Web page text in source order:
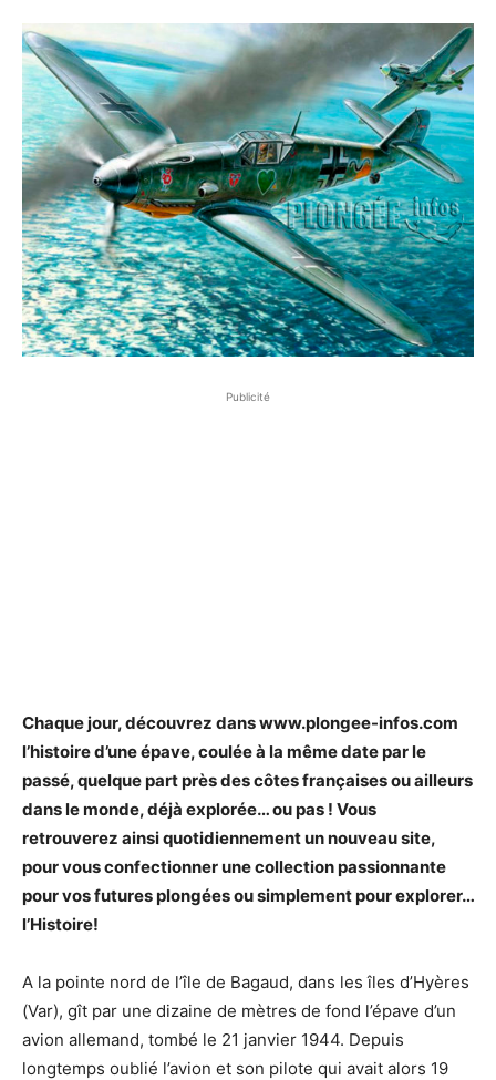
Publicité
Chaque jour, découvrez dans www.plongee-infos.com
l’histoire d’une épave, coulée à la même date par le
passé, quelque part près des côtes françaises ou ailleurs
dans le monde, déjà explorée… ou pas ! Vous
retrouverez ainsi quotidiennement un nouveau site,
pour vous confectionner une collection passionnante
pour vos futures plongées ou simplement pour explorer…
l’Histoire!
A la pointe nord de l’île de Bagaud, dans les îles d’Hyères
(Var), gît par une dizaine de mètres de fond l’épave d’un
avion allemand, tombé le 21 janvier 1944. Depuis
longtemps oublié l’avion et son pilote qui avait alors 19